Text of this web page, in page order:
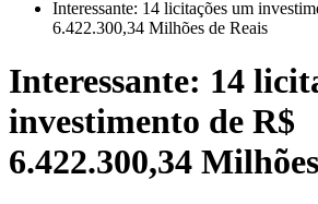
Interessante: 14 licitações um
6.422.300,34 Milhões de Reais
Interessante: 14
investimento de R$
6.422.300,34